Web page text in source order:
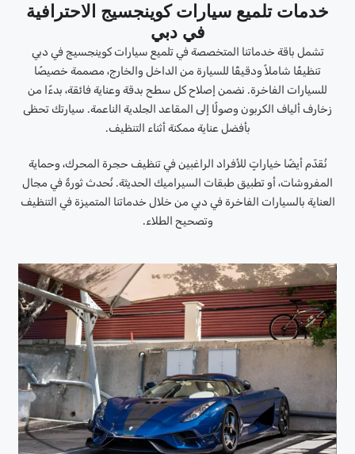
خدمات تلميع سيارات كوينجسيج الاحترافية
في دبي
تشمل باقة خدماتنا المتخصصة في تلميع سيارات كوينجسيج في دبي
تنظيفًا شاملاً ودقيقًا للسيارة من الداخل والخارج، مصممة خصيصًا
للسيارات الفاخرة. نضمن إصلاح كل سطح بدقة وعناية فائقة، بدءًا من
زخارف ألياف الكربون وصولًا إلى المقاعد الجلدية الناعمة. سيارتك تحظى
بأفضل عناية ممكنة أثناء التنظيف.
نُقدّم أيضًا خياراتٍ للأفراد الراغبين في تنظيف حجرة المحرك، وحماية
المفروشات، أو تطبيق طبقات السيراميك الحديثة. نُحدث ثورةً في مجال
العناية بالسيارات الفاخرة في دبي من خلال خدماتنا المتميزة في التنظيف
وتصحيح الطلاء.